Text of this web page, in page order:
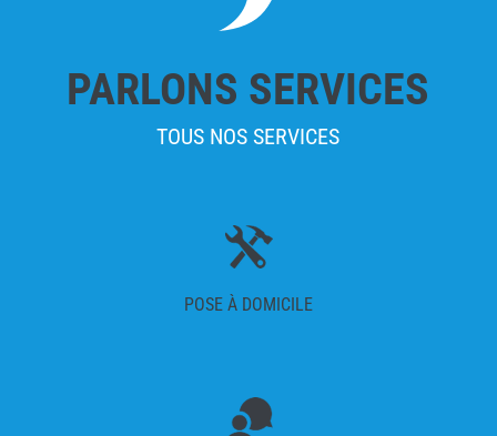
PARLONS SERVICES
TOUS NOS SERVICES
POSE À DOMICILE